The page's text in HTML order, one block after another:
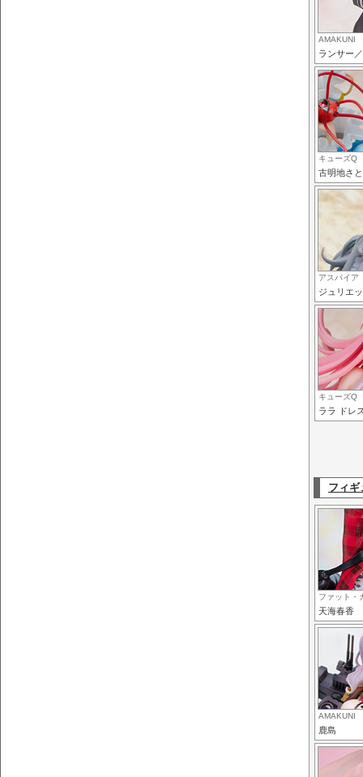
AMAKUNI
ランサー
キューズQ
古明地さ
アスパイア
ジュリエ
キューズQ
ララ ドレ
フィギ
ファット・
天海春香
AMAKUNI
鹿島